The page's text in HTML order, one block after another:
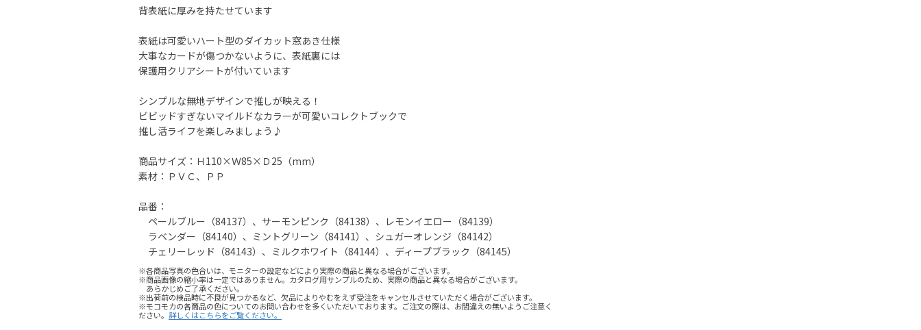
背表紙に厚みを持たせています
表紙は可愛いハート型のダイカット窓あき仕様
大事なカードが傷つかないように、表紙裏には
保護用クリアシートが付いています
シンプルな無地デザインで推しが映える！
ビビッドすぎないマイルドなカラーが可愛いコレクトブックで
推し活ライフを楽しみましょう♪
商品サイズ：Ｈ110×Ｗ85×Ｄ25（mm）
素材：ＰＶＣ、ＰＰ
品番：
ペールブルー（84137）、サーモンピンク（84138）、レモンイエロー（84139）
ラベンダー（84140）、ミントグリーン（84141）、シュガーオレンジ（84142）
チェリーレッド（84143）、ミルクホワイト（84144）、ディープブラック（84145）
※各商品写真の色合いは、モニターの設定などにより実際の商品と異なる場合がございます。
※商品画像の縮小率は一定ではありません。カタログ用サンプルのため、実際の商品と異なる場合がございます。
あらかじめご了承ください。
※出荷前の検品時に不良が見つかるなど、欠品によりやむをえず受注をキャンセルさせていただく場合がございます。
※モコモカの各商品の色についてのお問い合わせを多くいただいております。ご注文の際は、お間違えの無いようご注意く
ださい。 詳しくはこちらをご覧ください。